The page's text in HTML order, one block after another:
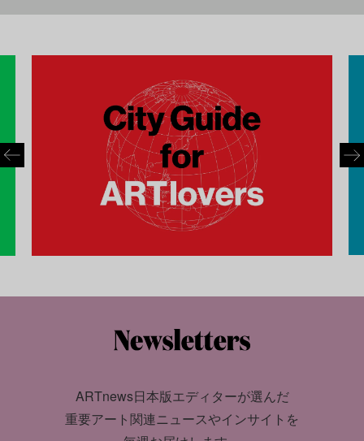
ARTnews日本版エディターが選んだ
重要アート関連ニュースやインサイトを